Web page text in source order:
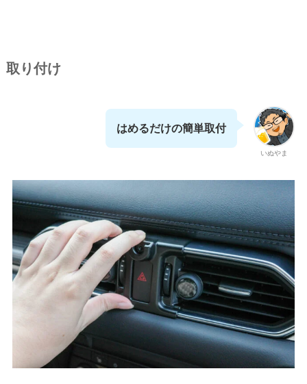
取り付け
いぬやま
はめるだけの簡単取付